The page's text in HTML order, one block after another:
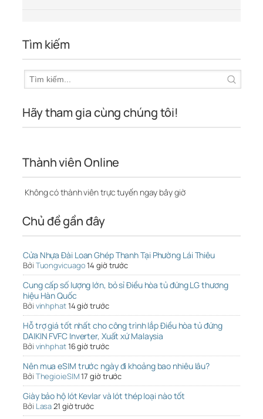
Tìm kiếm
Hãy tham gia cùng chúng tôi!
Thành viên Online
Không có thành viên trực tuyến ngay bây giờ
Chủ đề gần đây
Cửa Nhựa Đài Loan Ghép Thanh Tại Phường Lái Thiêu
Bởi Tuongvicuago14 giờ trước
Cung cấp số lượng lớn, bỏ sỉ Điều hòa tủ đứng LG thương
hiệu Hàn Quốc
Bởi vinhphat14 giờ trước
Hỗ trợ giá tốt nhất cho công trình lắp Điều hòa tủ đứng
DAIKIN FVFC Inverter, Xuất xứ Malaysia
Bởi vinhphat16 giờ trước
Nên mua eSIM trước ngày đi khoảng bao nhiêu lâu?
Bởi ThegioieSIM17 giờ trước
Giày bảo hộ lót Kevlar và lót thép loại nào tốt
Bởi Lasa21 giờ trước